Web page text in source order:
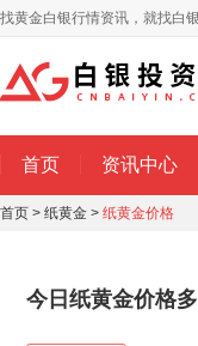
找黄金白银行情资讯，就找白
首页 资讯中心
首页 > 纸黄金 > 纸黄金价格
今日纸黄金价格